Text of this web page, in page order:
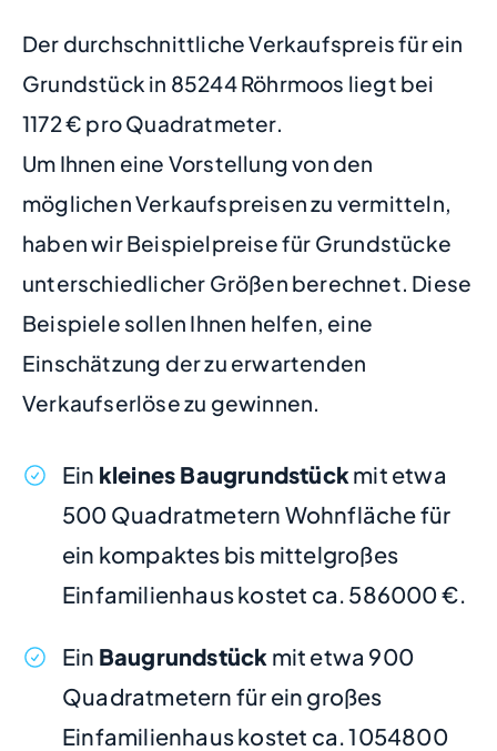
Der durchschnittliche Verkaufspreis für ein
Grundstück in 85244 Röhrmoos liegt bei
1172 € pro Quadratmeter.
Um Ihnen eine Vorstellung von den
möglichen Verkaufspreisen zu vermitteln,
haben wir Beispielpreise für Grundstücke
unterschiedlicher Größen berechnet. Diese
Beispiele sollen Ihnen helfen, eine
Einschätzung der zu erwartenden
Verkaufserlöse zu gewinnen.
Ein kleines Baugrundstückmit etwa
500 Quadratmetern Wohnfläche für
ein kompaktes bis mittelgroßes
Einfamilienhaus kostet ca. 586000 €.
Ein Baugrundstück mit etwa 900
Quadratmetern für ein großes
Einfamilienhaus kostet ca. 1054800